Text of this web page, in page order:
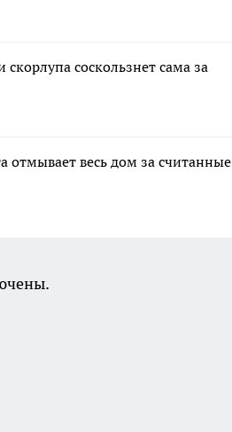
соскользнет сама за
отмывает весь дом за считанные